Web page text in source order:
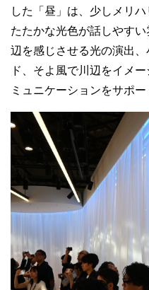
した「昼」は、少しメリ
たたかな光色が話しやす
辺を感じさせる光の演出
ド、そよ風で川辺をイメ
ミュニケーションをサポー